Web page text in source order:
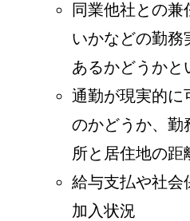
同業他社との兼
いかなどの勤務
あるかどうかと
通勤が現実的に
のかどうか、勤
所と居住地の距
給与支払や社会
加入状況